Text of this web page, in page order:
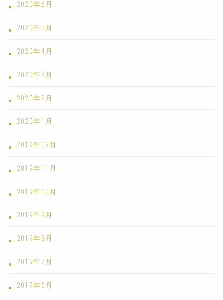
2020年6月
2020年5月
2020年4月
2020年3月
2020年2月
2020年1月
2019年12月
2019年11月
2019年10月
2019年9月
2019年8月
2019年7月
2019年6月